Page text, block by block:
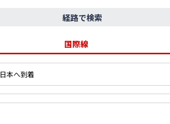
経路で検索
国際線
日本へ到着